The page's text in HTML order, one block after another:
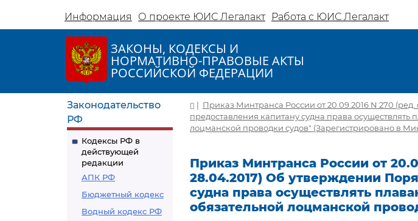
Информация О проекте ЮИС Легалакт Работа с ЮИС Легалакт
ЗАКОНЫ, КОДЕКСЫ И
НОРМАТИВНО-ПРАВОВЫЕ АКТЫ
РОССИЙСКОЙ ФЕДЕРАЦИИ
Законодательство
РФ
Кодексы РФ в
действующей
редакции
АПК РФ
Бюджетный кодекс
Водный кодекс РФ
| Приказ Минтранса России от 20.09.2016 N 270
предоставления капитану судна права
лоцманской проводки судов" (Зарегистрировано в
Приказ Минтранса России от
28.04.2017) Об утверждении
судна права осуществлять
обязательной лоцманской